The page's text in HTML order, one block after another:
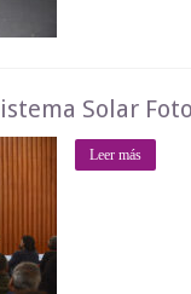
Solar
Leer más